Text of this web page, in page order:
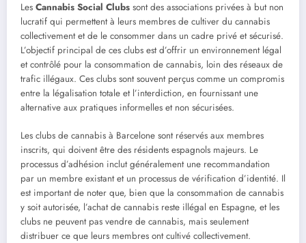
Les Cannabis Social Clubs sont des associations privées à but non
lucratif qui permettent à leurs membres de cultiver du cannabis
collectivement et de le consommer dans un cadre privé et sécurisé.
L’objectif principal de ces clubs est d’offrir un environnement légal
et contrôlé pour la consommation de cannabis, loin des réseaux de
trafic illégaux. Ces clubs sont souvent perçus comme un compromis
entre la légalisation totale et l’interdiction, en fournissant une
alternative aux pratiques informelles et non sécurisées.
Les clubs de cannabis à Barcelone sont réservés aux membres
inscrits, qui doivent être des résidents espagnols majeurs. Le
processus d’adhésion inclut généralement une recommandation
par un membre existant et un processus de vérification d’identité. Il
est important de noter que, bien que la consommation de cannabis
y soit autorisée, l’achat de cannabis reste illégal en Espagne, et les
clubs ne peuvent pas vendre de cannabis, mais seulement
distribuer ce que leurs membres ont cultivé collectivement.